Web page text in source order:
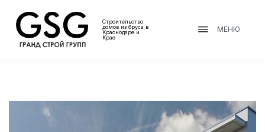
Строительство
домов из бруса в
Краснодаре и
Крае
МЕНЮ